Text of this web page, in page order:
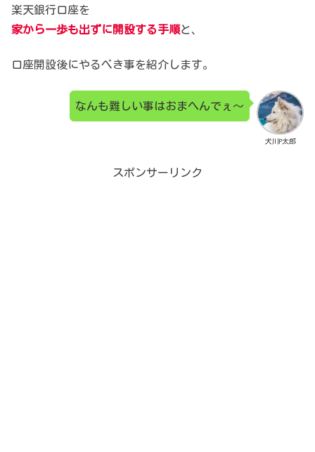
楽天銀行口座を
家から一歩も出ずに開設する手順と、
口座開設後にやるべき事を紹介します。
犬川P太郎
なんも難しい事はおまへんでぇ～
スポンサーリンク